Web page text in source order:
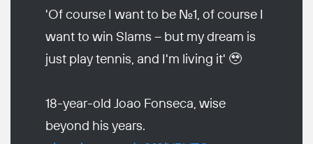
'Of course I want to be No.1, of course I
want to win Slams – but my dream is
just play tennis, and I'm living it' 🥹
18-year-old Joao Fonseca, wise
beyond his years.